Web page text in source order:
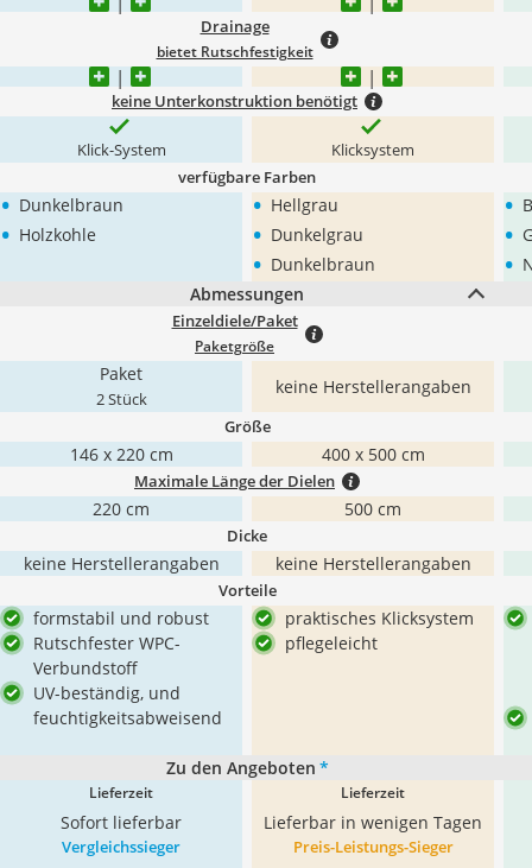
Drainage
bietet Rutschfestigkeit
keine Unterkonstruktion benötigt
Klick-System Klicksystem
verfügbare Farben
• Dunkelbraun
• Holzkohle
• Hellgrau
• Dunkelgrau
• Dunkelbraun
•
•
•
Abmessungen
Einzeldiele/Paket
Paketgröße
Paket
2 Stück
keine Herstellerangaben
Größe
146 x 220 cm 400 x 500 cm
Maximale Länge der Dielen
220 cm 500 cm
Dicke
keine Herstellerangaben keine Herstellerangaben
Vorteile
formstabil und robust
Rutschfester WPC-
Verbundstoff
UV-beständig, und
feuchtigkeitsabweisend
praktisches Klicksystem
pflegeleicht
Zu den Angeboten *
Lieferzeit
Sofort lieferbar
Lieferzeit
Lieferbar in wenigen Tagen
Vergleichssieger Preis-Leistungs-Sieger